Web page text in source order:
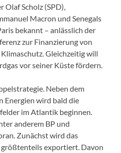
Olaf Scholz (SPD),
Macron und Senegals
bekannt – anlässlich der
zur Finanzierung von
Gleichzeitig will
vor seiner Küste fördern.
Neben dem
Energien wird bald die
im Atlantik beginnen.
anderem BP und
Zunächst wird das
exportiert. Davon